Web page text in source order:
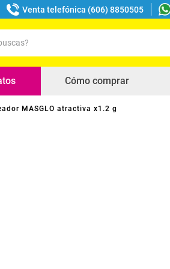
Venta telefónica (606) 8850505
Cómo comprar
MASGLO atractiva x1.2 g
buscados